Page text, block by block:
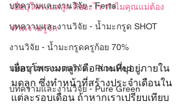
บทความและงานวิจัย - Ferta
บทความและงานวิจัย - น้ำมะกรูด SHOT
งานวิจัย - น้ำมะกรูดครูก้อย 70%
บทความและงานวิจัย - Pure Red
บทความและงานวิจัย - Pure Green
เยื่อบุโพรงมดลูก คืออะไร ทำไมคุณแม่ต้อง
ทำความรู้จัก
เยื่อบุโพรงมดลูก คือ ส่วนที่บุอยู่ภายใน
มดลูก ซึ่งทำหน้าที่สร้างประจำเดือนใน
แต่ละรอบเดือน ถ้าหากเราเปรียบเทียบ